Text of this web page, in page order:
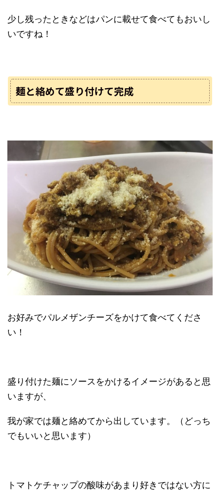
少し残ったときなどはパンに載せて食べてもおいし
いですね！
麺と絡めて盛り付けて完成
お好みでパルメザンチーズをかけて食べてくださ
い！
盛り付けた麺にソースをかけるイメージがあると思
いますが、
我が家では麺と絡めてから出しています。（どっち
でもいいと思います）
トマトケチャップの酸味があまり好きではない方に